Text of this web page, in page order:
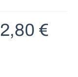
2,80 €